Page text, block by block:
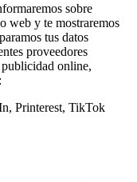
sobre
web y te mostraremos
tus datos
proveedores
publicidad online,
Printerest, TikTok